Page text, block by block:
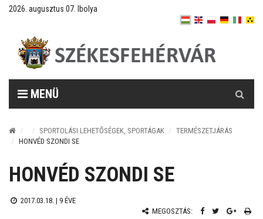
2026. augusztus 07. Ibolya
MENÜ
SPORTOLÁSI LEHETŐSÉGEK, SPORTÁGAK
TERMÉSZETJÁRÁS
HONVÉD SZONDI SE
HONVÉD SZONDI SE
2017.03.18. | 9 ÉVE
MEGOSZTÁS: